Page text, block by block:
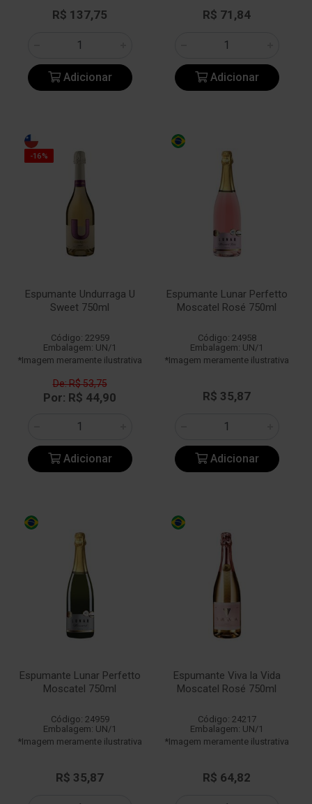
R$ 137,75
Adicionar
R$ 71,84
Adicionar
-16%
Espumante Undurraga U
Sweet 750ml
Código: 22959
Embalagem: UN/1
*Imagem meramente ilustrativa
De: R$ 53,75
Por: R$ 44,90
Adicionar
Espumante Lunar Perfetto
Moscatel Rosé 750ml
Código: 24958
Embalagem: UN/1
*Imagem meramente ilustrativa
R$ 35,87
Adicionar
Espumante Lunar Perfetto
Moscatel 750ml
Código: 24959
Embalagem: UN/1
*Imagem meramente ilustrativa
R$ 35,87
Espumante Viva la Vida
Moscatel Rosé 750ml
Código: 24217
Embalagem: UN/1
*Imagem meramente ilustrativa
R$ 64,82